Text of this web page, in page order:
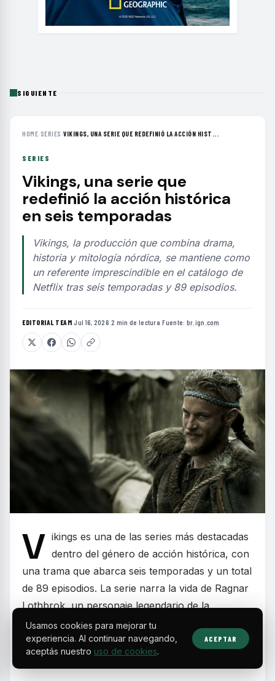
SIGUIENTE
HOME› SERIES ›VIKINGS, UNA SERIE QUE REDEFINIÓ LA ACCIÓN HIST...
SERIES
Vikings, una serie que
redefinió la acción histórica
en seis temporadas
Vikings, la producción que combina drama,
historia y mitología nórdica, se mantiene como
un referente imprescindible en el catálogo de
Netflix tras seis temporadas y 89 episodios.
EDITORIAL TEAM·Jul 16, 2026·2 min de lectura·Fuente: br.ign.com
V ikings es una de las series más destacadas
dentro del género de acción histórica, con
una trama que abarca seis temporadas y un total
de 89 episodios. La serie narra la vida de Ragnar
Lothbrok, un personaje legendario de la
mitología vikinga, que inicia su camino como un
humilde granjero y evoluciona hasta convertirse
en un líder crucial en la historia escandinava.
Usamos cookies para mejorar tu
experiencia. Al continuar navegando,
aceptás nuestro uso de cookies.
ACEPTAR